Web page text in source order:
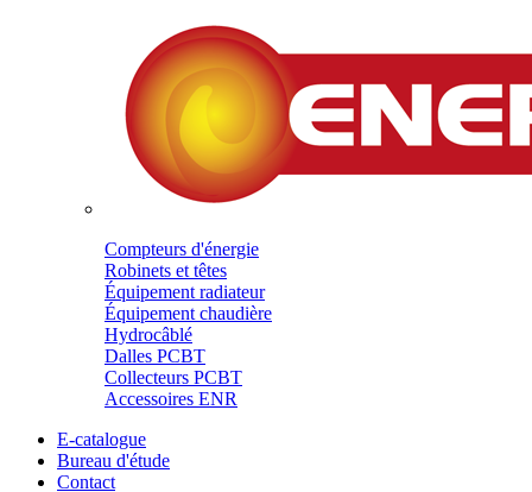
Compteurs d'énergie
Robinets et têtes
Équipement radiateur
Équipement chaudière
Hydrocâblé
Dalles PCBT
Collecteurs PCBT
Accessoires ENR
E-catalogue
Bureau d'étude
Contact